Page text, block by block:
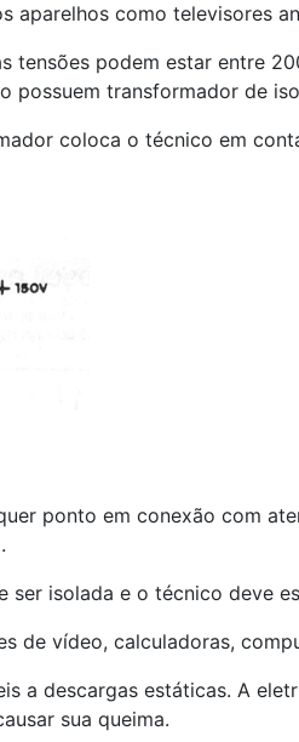
aparelhos como televisores
tensões podem estar entre
possuem transformador de
coloca o técnico em
ponto em conexão com
ser isolada e o técnico deve
de vídeo, calculadoras,
a descargas estáticas. A
sua queima.